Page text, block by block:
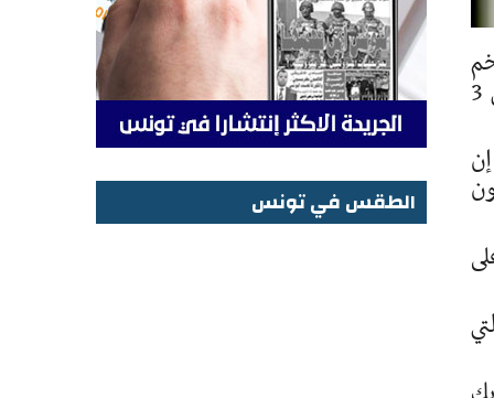
الأخيرة، التي أظهرت ارتفاع الأسعار الاستهلاكية في الولايات المتحدة إلى أعلى مستوياتها منذ أكثر من 3
بنسبة 4.2% على
الطقس في تونس